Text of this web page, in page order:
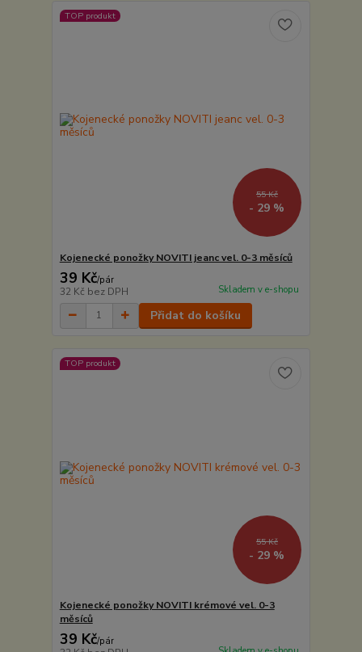
TOP produkt
55 Kč
- 29 %
Kojenecké ponožky NOVITI jeanc vel. 0-3 měsíců
39 Kč/pár
32 Kč bez DPH Skladem v e-shopu
Přidat do košíku
TOP produkt
55 Kč
- 29 %
Kojenecké ponožky NOVITI krémové vel. 0-3
měsíců
39 Kč/pár